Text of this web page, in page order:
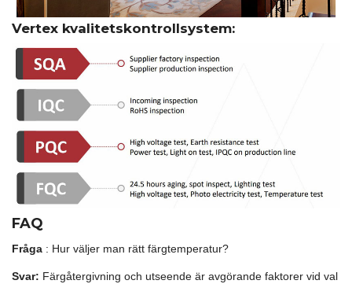
Vertex kvalitetskontrollsystem:
FAQ
Fråga : Hur väljer man rätt färgtemperatur?
Svar: Färgåtergivning och utseende är avgörande faktorer vid val